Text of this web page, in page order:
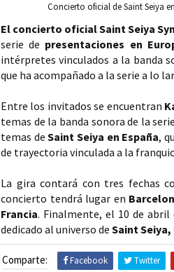
Concierto oficial de Saint Seiya
El concierto oficial Saint Seiya
serie de presentaciones en
intérpretes vinculados a la banda
que ha acompañado a la serie a lo
Entre los invitados se encuentran
temas de la banda sonora de la
temas deSaint Seiya en España,
de trayectoria vinculada a la
La gira contará con tres fechas
concierto tendrá lugar en
Francia. Finalmente, el 10 de abril
dedicado al universo de Saint
Comparte: Facebook Twitter